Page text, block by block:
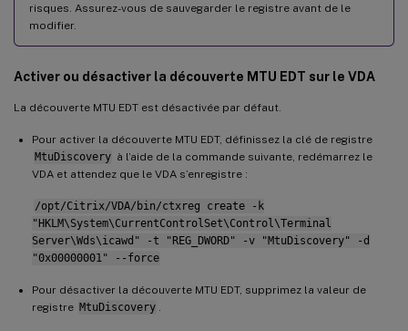
risques. Assurez-vous de sauvegarder le registre avant de le
modifier.
Activer ou désactiver la découverte MTU EDT sur le VDA
La découverte MTU EDT est désactivée par défaut.
Pour activer la découverte MTU EDT, définissez la clé de registre
MtuDiscovery à l’aide de la commande suivante, redémarrez le
VDA et attendez que le VDA s’enregistre :
/opt/Citrix/VDA/bin/ctxreg create -k
"HKLM\System\CurrentControlSet\Control\Terminal
Server\Wds\icawd" -t "REG_DWORD" -v "MtuDiscovery" -d
"0x00000001" --force
Pour désactiver la découverte MTU EDT, supprimez la valeur de
registre MtuDiscovery